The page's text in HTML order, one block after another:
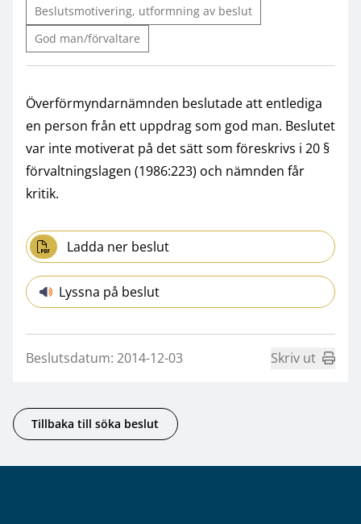
Beslutsmotivering, utformning av beslut
God man/förvaltare
Överförmyndarnämnden beslutade att entlediga
en person från ett uppdrag som god man. Beslutet
var inte motiverat på det sätt som föreskrivs i 20 §
förvaltningslagen (1986:223) och nämnden får
kritik.
Ladda ner beslut
Lyssna på beslut
Beslutsdatum: 2014-12-03 Skriv ut
Tillbaka till söka beslut